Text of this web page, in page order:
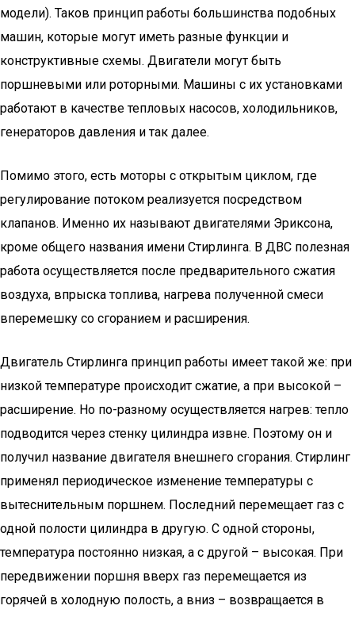
модели). Таков принцип работы большинства подобных
машин, которые могут иметь разные функции и
конструктивные схемы. Двигатели могут быть
поршневыми или роторными. Машины с их установками
работают в качестве тепловых насосов, холодильников,
генераторов давления и так далее.
Помимо этого, есть моторы с открытым циклом, где
регулирование потоком реализуется посредством
клапанов. Именно их называют двигателями Эриксона,
кроме общего названия имени Стирлинга. В ДВС полезная
работа осуществляется после предварительного сжатия
воздуха, впрыска топлива, нагрева полученной смеси
вперемешку со сгоранием и расширения.
Двигатель Стирлинга принцип работы имеет такой же: при
низкой температуре происходит сжатие, а при высокой –
расширение. Но по-разному осуществляется нагрев: тепло
подводится через стенку цилиндра извне. Поэтому он и
получил название двигателя внешнего сгорания. Стирлинг
применял периодическое изменение температуры с
вытеснительным поршнем. Последний перемещает газ с
одной полости цилиндра в другую. С одной стороны,
температура постоянно низкая, а с другой – высокая. При
передвижении поршня вверх газ перемещается из
горячей в холодную полость, а вниз – возвращается в